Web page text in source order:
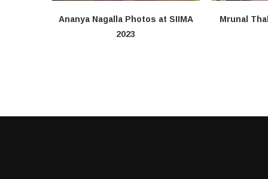
Ananya Nagalla Photos at SIIMA
2023
Mrunal